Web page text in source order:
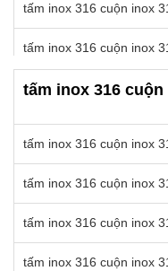
tấm inox 316 cuộn inox
tấm inox 316 cuộn inox
tấm inox 316 cuộn inox
tấm inox 316 cuộn inox
tấm inox 316 cuộn inox
tấm inox 316 cuộn inox
tấm inox 316 cuộn inox
tấm inox 316 cuộn
tấm inox 316 cuộn inox
tấm inox 316 cuộn inox
tấm inox 316 cuộn inox
tấm inox 316 cuộn inox